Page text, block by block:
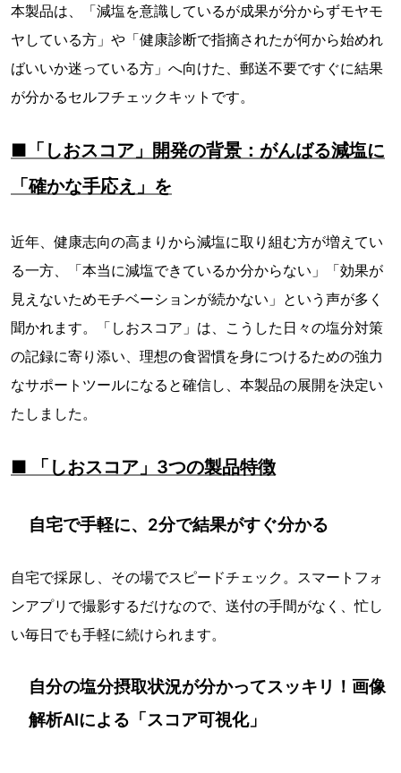
本製品は、「減塩を意識しているが成果が分からずモヤモ
ヤしている方」や「健康診断で指摘されたが何から始めれ
ばいいか迷っている方」へ向けた、郵送不要ですぐに結果
が分かるセルフチェックキットです。
■「しおスコア」開発の背景：がんばる減塩に
「確かな手応え」を
近年、健康志向の高まりから減塩に取り組む方が増えてい
る一方、「本当に減塩できているか分からない」「効果が
見えないためモチベーションが続かない」という声が多く
聞かれます。「しおスコア」は、こうした日々の塩分対策
の記録に寄り添い、理想の食習慣を身につけるための強力
なサポートツールになると確信し、本製品の展開を決定い
たしました。
■ 「しおスコア」3つの製品特徴
自宅で手軽に、2分で結果がすぐ分かる
自宅で採尿し、その場でスピードチェック。スマートフォ
ンアプリで撮影するだけなので、送付の手間がなく、忙し
い毎日でも手軽に続けられます。
自分の塩分摂取状況が分かってスッキリ！画像
解析AIによる「スコア可視化」